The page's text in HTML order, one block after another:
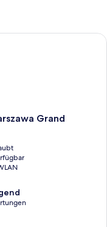
Grand
Grand